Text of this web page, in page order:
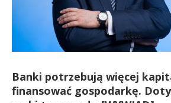
Banki potrzebują więcej
finansować gospodarkę.